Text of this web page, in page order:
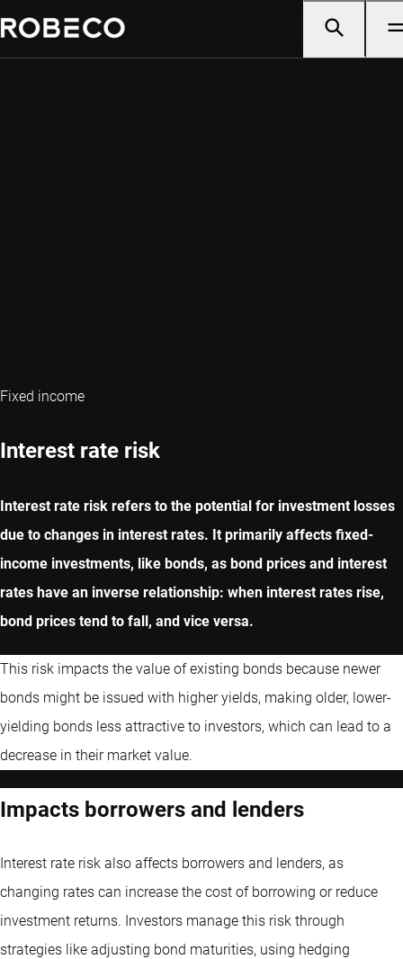
Fixed income
Interest rate risk
Interest rate risk refers to the potential for investment losses
due to changes in interest rates. It primarily affects fixed-
income investments, like bonds, as bond prices and interest
rates have an inverse relationship: when interest rates rise,
bond prices tend to fall, and vice versa.
This risk impacts the value of existing bonds because newer
bonds might be issued with higher yields, making older, lower-
yielding bonds less attractive to investors, which can lead to a
decrease in their market value.
Impacts borrowers and lenders
Interest rate risk also affects borrowers and lenders, as
changing rates can increase the cost of borrowing or reduce
investment returns. Investors manage this risk through
strategies like adjusting bond maturities, using hedging